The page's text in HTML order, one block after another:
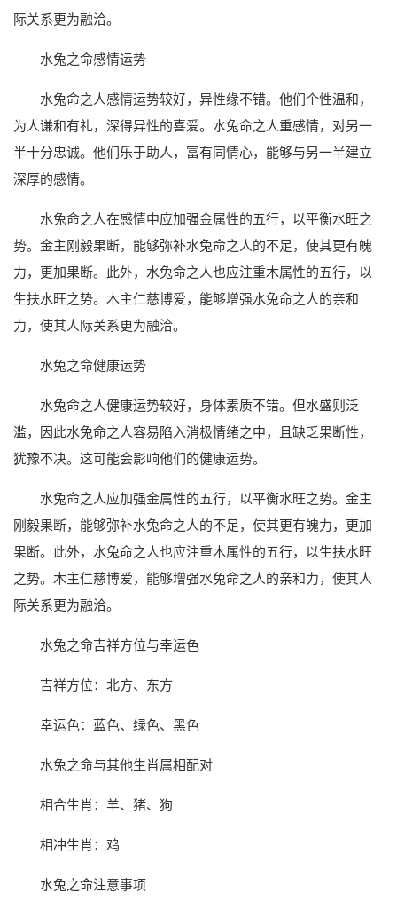
际关系更为融洽。
水兔之命感情运势
水兔命之人感情运势较好，异性缘不错。他们个性温和，
为人谦和有礼，深得异性的喜爱。水兔命之人重感情，对另一
半十分忠诚。他们乐于助人，富有同情心，能够与另一半建立
深厚的感情。
水兔命之人在感情中应加强金属性的五行，以平衡水旺之
势。金主刚毅果断，能够弥补水兔命之人的不足，使其更有魄
力，更加果断。此外，水兔命之人也应注重木属性的五行，以
生扶水旺之势。木主仁慈博爱，能够增强水兔命之人的亲和
力，使其人际关系更为融洽。
水兔之命健康运势
水兔命之人健康运势较好，身体素质不错。但水盛则泛
滥，因此水兔命之人容易陷入消极情绪之中，且缺乏果断性，
犹豫不决。这可能会影响他们的健康运势。
水兔命之人应加强金属性的五行，以平衡水旺之势。金主
刚毅果断，能够弥补水兔命之人的不足，使其更有魄力，更加
果断。此外，水兔命之人也应注重木属性的五行，以生扶水旺
之势。木主仁慈博爱，能够增强水兔命之人的亲和力，使其人
际关系更为融洽。
水兔之命吉祥方位与幸运色
吉祥方位：北方、东方
幸运色：蓝色、绿色、黑色
水兔之命与其他生肖属相配对
相合生肖：羊、猪、狗
相冲生肖：鸡
水兔之命注意事项